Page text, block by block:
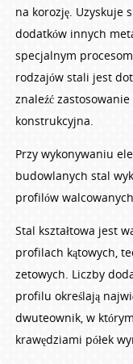
na korozję. Uzyskuje
dodatków innych
specjalnym
rodzajów stali jest
znaleźć
konstrukcyjna.
Przy wykonywaniu
budowlanych stal
profilów
Stal kształtowa jest
profilach kątowych,
zetowych. Liczby
profilu określają
dwuteownik, w
krawędziami półek